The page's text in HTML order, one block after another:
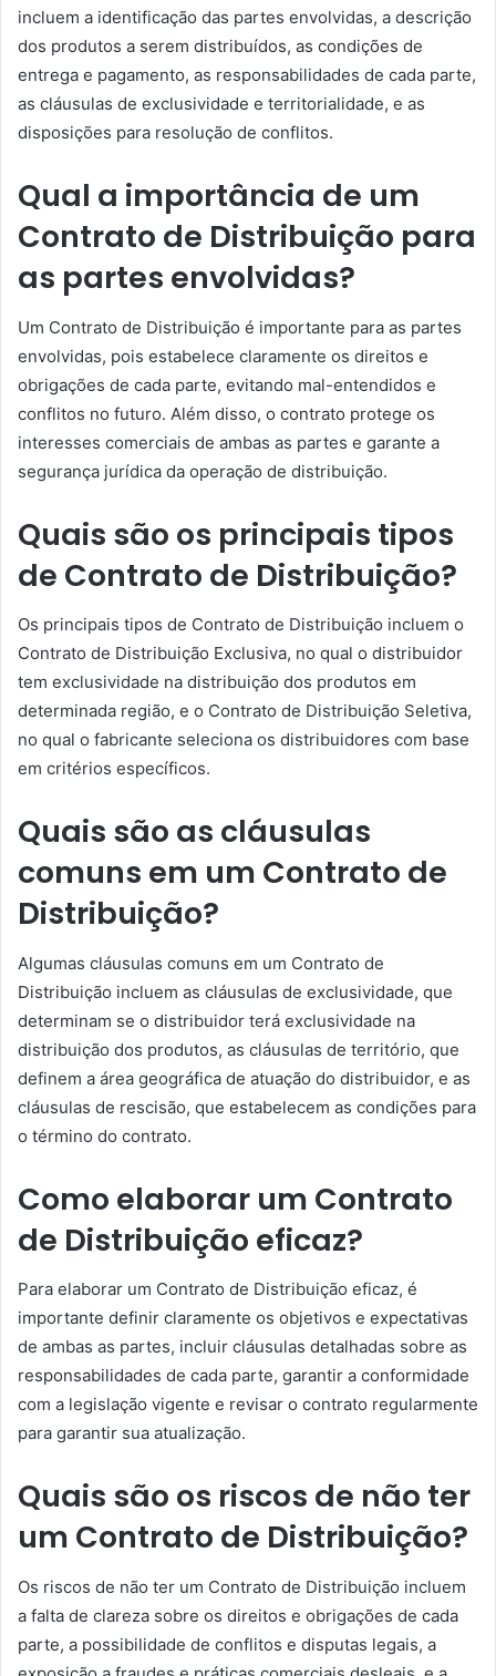
incluem a identificação das partes envolvidas, a descrição
dos produtos a serem distribuídos, as condições de
entrega e pagamento, as responsabilidades de cada parte,
as cláusulas de exclusividade e territorialidade, e as
disposições para resolução de conflitos.
Qual a importância de um
Contrato de Distribuição para
as partes envolvidas?
Um Contrato de Distribuição é importante para as partes
envolvidas, pois estabelece claramente os direitos e
obrigações de cada parte, evitando mal-entendidos e
conflitos no futuro. Além disso, o contrato protege os
interesses comerciais de ambas as partes e garante a
segurança jurídica da operação de distribuição.
Quais são os principais tipos
de Contrato de Distribuição?
Os principais tipos de Contrato de Distribuição incluem o
Contrato de Distribuição Exclusiva, no qual o distribuidor
tem exclusividade na distribuição dos produtos em
determinada região, e o Contrato de Distribuição Seletiva,
no qual o fabricante seleciona os distribuidores com base
em critérios específicos.
Quais são as cláusulas
comuns em um Contrato de
Distribuição?
Algumas cláusulas comuns em um Contrato de
Distribuição incluem as cláusulas de exclusividade, que
determinam se o distribuidor terá exclusividade na
distribuição dos produtos, as cláusulas de território, que
definem a área geográfica de atuação do distribuidor, e as
cláusulas de rescisão, que estabelecem as condições para
o término do contrato.
Como elaborar um Contrato
de Distribuição eficaz?
Para elaborar um Contrato de Distribuição eficaz, é
importante definir claramente os objetivos e expectativas
de ambas as partes, incluir cláusulas detalhadas sobre as
responsabilidades de cada parte, garantir a conformidade
com a legislação vigente e revisar o contrato regularmente
para garantir sua atualização.
Quais são os riscos de não ter
um Contrato de Distribuição?
Os riscos de não ter um Contrato de Distribuição incluem
a falta de clareza sobre os direitos e obrigações de cada
parte, a possibilidade de conflitos e disputas legais, a